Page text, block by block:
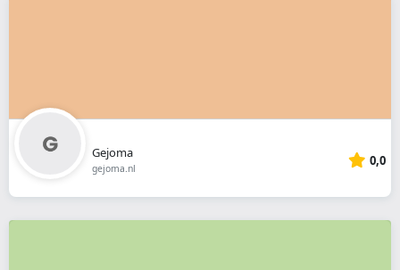
Gejoma
gejoma.nl 0,0